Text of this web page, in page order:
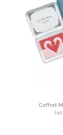
soin
gel Printemps 2021
Beaute